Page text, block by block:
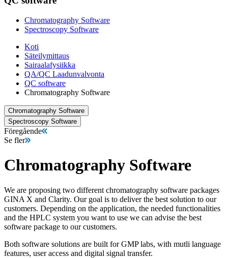
Chromatography Software
Spectroscopy Software
Koti
Säteilymittaus
Sairaalafysiikka
QA/QC Laadunvalvonta
QC software
Chromatography Software
Chromatography Software
Spectroscopy Software
Föregående
Se fler
Chromatography Software
We are proposing two different chromatography software packages
GINA X and Clarity. Our goal is to deliver the best solution to our
customers. Depending on the application, the needed functionalities
and the HPLC system you want to use we can advise the best
software package to our customers.
Both software solutions are built for GMP labs, with mutli language
features, user access and digital signal transfer.